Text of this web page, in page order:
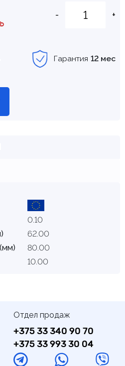
- +
Гарантия 12 мес
0.10
62.00
80.00
10.00
Отдел продаж
+375 33 340 90 70
+375 33 993 30 04